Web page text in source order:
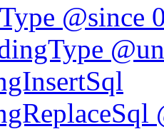
@since